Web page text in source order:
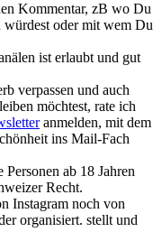
Kommentar, zB wo Du
würdest oder mit wem Du
ist erlaubt und gut
verpassen und auch
möchtest, rate ich
anmelden, mit dem
ins Mail-Fach
ab 18 Jahren
Recht.
Instagram noch von
organisiert. stellt und